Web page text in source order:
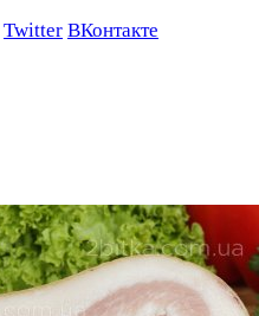
Twitter ВКонтакте